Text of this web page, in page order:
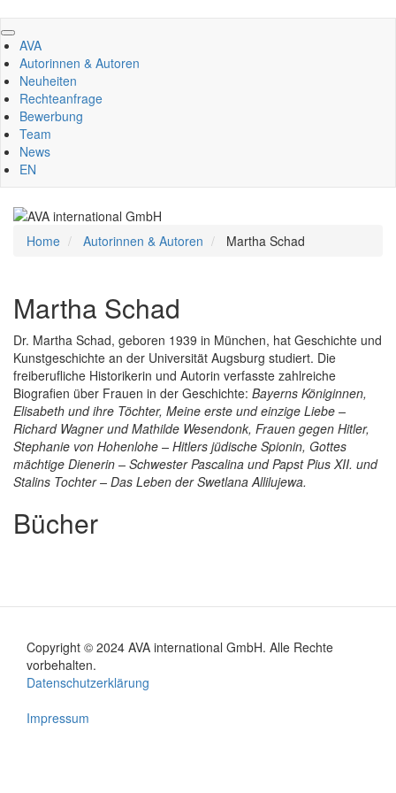
Direkt
zum
Inhalt
AVA
Autorinnen & Autoren
Neuheiten
Rechteanfrage
Bewerbung
Team
News
EN
Home Autorinnen & Autoren Martha Schad
Martha Schad
Dr. Martha Schad, geboren 1939 in München, hat Geschichte und
Kunstgeschichte an der Universität Augsburg studiert. Die
freiberufliche Historikerin und Autorin verfasste zahlreiche
Biografien über Frauen in der Geschichte: Bayerns Königinnen,
Elisabeth und ihre Töchter, Meine erste und einzige Liebe –
Richard Wagner und Mathilde Wesendonk, Frauen gegen Hitler,
Stephanie von Hohenlohe – Hitlers jüdische Spionin, Gottes
mächtige Dienerin – Schwester Pascalina und Papst Pius XII. und
Stalins Tochter – Das Leben der Swetlana Allilujewa.
Bücher
Copyright © 2024 AVA international GmbH. Alle Rechte
vorbehalten.
Footer
menu
Datenschutzerklärung
Impressum